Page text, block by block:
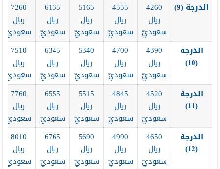
الدرجة (9 )
4260
ريال
سعوديّ
4555
ريال
سعوديّ
5165
ريال
سعوديّ
6135
ريال
سعوديّ
7260
ريال
سعوديّ
الدرجة
(10
)
4390
ريال
سعوديّ
4700
ريال
سعوديّ
5340
ريال
سعوديّ
6345
ريال
سعوديّ
7510
ريال
سعوديّ
الدرجة
(11
)
4520
ريال
سعوديّ
4845
ريال
سعوديّ
5515
ريال
سعوديّ
6555
ريال
سعوديّ
7760
ريال
سعوديّ
الدرجة
(12
)
4650
ريال
سعوديّ
4990
ريال
سعوديّ
5690
ريال
سعوديّ
6765
ريال
سعوديّ
8010
ريال
سعوديّ